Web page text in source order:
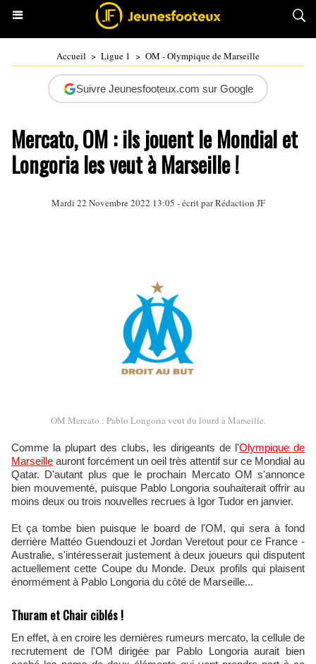
Accueil > Ligue 1 > OM - Olympique de Marseille
Suivre Jeunesfooteux.com sur Google
Mercato, OM : ils jouent le Mondial et
Longoria les veut à Marseille !
Mardi 22 Novembre 2022 13:05 - écrit par Rédaction JF
OM Mercato : Pablo Longoria veut du lourd à Marseille.
Comme la plupart des clubs, les dirigeants de l'Olympique de
Marseille auront forcément un oeil très attentif sur ce Mondial au
Qatar. D'autant plus que le prochain Mercato OM s'annonce
bien mouvementé, puisque Pablo Longoria souhaiterait offrir au
moins deux ou trois nouvelles recrues à Igor Tudor en janvier.
Et ça tombe bien puisque le board de l'OM, qui sera à fond
derrière Mattéo Guendouzi et Jordan Veretout pour ce France -
Australie, s'intéresserait justement à deux joueurs qui disputent
actuellement cette Coupe du Monde. Deux profils qui plaisent
énormément à Pablo Longoria du côté de Marseille...
Thuram et Chair ciblés !
En effet, à en croire les dernières rumeurs mercato, la cellule de
recrutement de l'OM dirigée par Pablo Longoria aurait bien